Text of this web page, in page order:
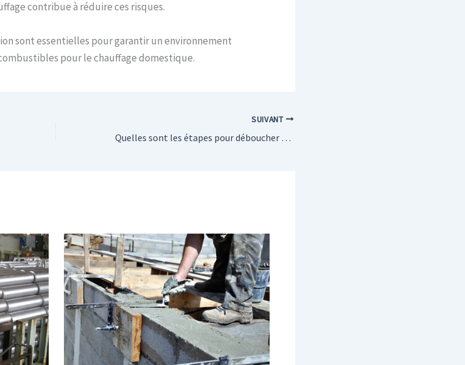
contribue à réduire ces risques.
sont essentielles pour garantir un environnement
pour le chauffage domestique.
SUIVANT
Quelles sont les étapes pour déboucher un évier ou un lavabo ?